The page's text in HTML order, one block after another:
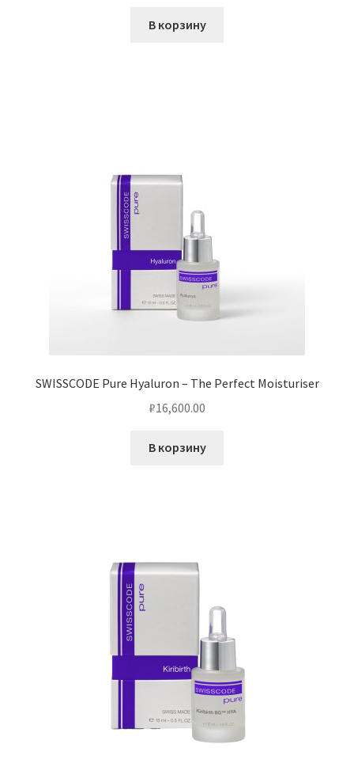
В корзину
SWISSCODE Pure Hyaluron – The Perfect Moisturiser
₽16,600.00
В корзину